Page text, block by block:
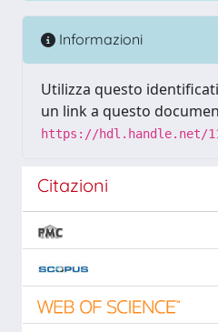
Informazioni
Utilizza questo
un link a questo
https://hdl.handle.net/
Citazioni